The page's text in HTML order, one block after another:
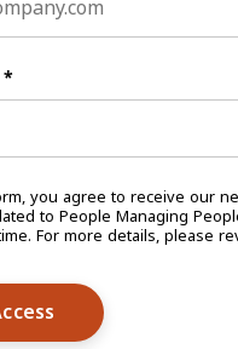
*
you agree to receive our
to People Managing
For more details, please